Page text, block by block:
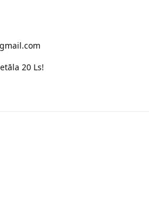
20 Ls!